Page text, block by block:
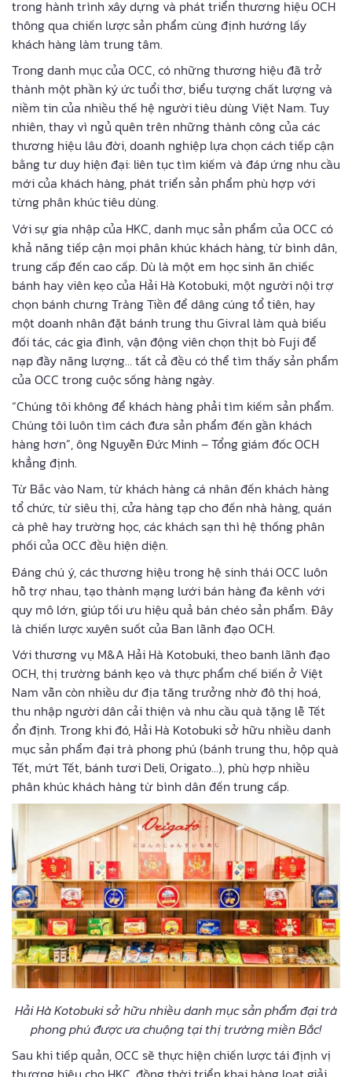
trong hành trình xây dựng và phát triển thương hiệu OCH
thông qua chiến lược sản phẩm cùng định hướng lấy
khách hàng làm trung tâm.
Trong danh mục của OCC, có những thương hiệu đã trở
thành một phần ký ức tuổi thơ, biểu tượng chất lượng và
niềm tin của nhiều thế hệ người tiêu dùng Việt Nam. Tuy
nhiên, thay vì ngủ quên trên những thành công của các
thương hiệu lâu đời, doanh nghiệp lựa chọn cách tiếp cận
bằng tư duy hiện đại: liên tục tìm kiếm và đáp ứng nhu cầu
mới của khách hàng, phát triển sản phẩm phù hợp với
từng phân khúc tiêu dùng.
Với sự gia nhập của HKC, danh mục sản phẩm của OCC có
khả năng tiếp cận mọi phân khúc khách hàng, từ bình dân,
trung cấp đến cao cấp. Dù là một em học sinh ăn chiếc
bánh hay viên kẹo của Hải Hà Kotobuki, một người nội trợ
chọn bánh chưng Tràng Tiền để dâng cúng tổ tiên, hay
một doanh nhân đặt bánh trung thu Givral làm quà biếu
đối tác, các gia đình, vận động viên chọn thịt bò Fuji để
nạp đầy năng lượng… tất cả đều có thể tìm thấy sản phẩm
của OCC trong cuộc sống hàng ngày.
“Chúng tôi không để khách hàng phải tìm kiếm sản phẩm.
Chúng tôi luôn tìm cách đưa sản phẩm đến gần khách
hàng hơn”, ông Nguyễn Đức Minh – Tổng giám đốc OCH
khẳng định.
Từ Bắc vào Nam, từ khách hàng cá nhân đến khách hàng
tổ chức, từ siêu thị, cửa hàng tạp cho đến nhà hàng, quán
cà phê hay trường học, các khách sạn thì hệ thống phân
phối của OCC đều hiện diện.
Đáng chú ý, các thương hiệu trong hệ sinh thái OCC luôn
hỗ trợ nhau, tạo thành mạng lưới bán hàng đa kênh với
quy mô lớn, giúp tối ưu hiệu quả bán chéo sản phẩm. Đây
là chiến lược xuyên suốt của Ban lãnh đạo OCH.
Với thương vụ M&A Hải Hà Kotobuki, theo banh lãnh đạo
OCH, thị trường bánh kẹo và thực phẩm chế biến ở Việt
Nam vẫn còn nhiều dư địa tăng trưởng nhờ đô thị hoá,
thu nhập người dân cải thiện và nhu cầu quà tặng lễ Tết
ổn định. Trong khi đó, Hải Hà Kotobuki sở hữu nhiều danh
mục sản phẩm đại trà phong phú (bánh trung thu, hộp quà
Tết, mứt Tết, bánh tươi Deli, Origato…), phù hợp nhiều
phân khúc khách hàng từ bình dân đến trung cấp.
Hải Hà Kotobuki sở hữu nhiều danh mục sản phẩm đại trà
phong phú được ưa chuộng tại thị trường miền Bắc!
Sau khi tiếp quản, OCC sẽ thực hiện chiến lược tái định vị